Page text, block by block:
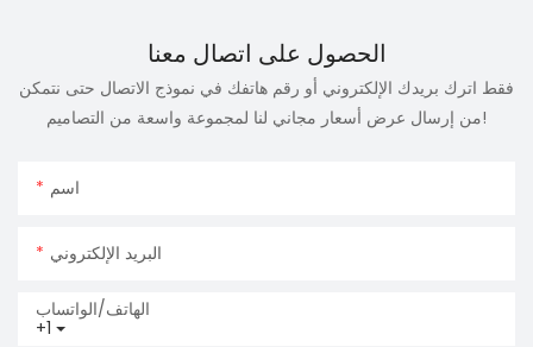
الحصول على اتصال معنا
فقط اترك بريدك الإلكتروني أو رقم هاتفك في نموذج الاتصال حتى نتمكن
من إرسال عرض أسعار مجاني لنا لمجموعة واسعة من التصاميم!
اسم
البريد الإلكتروني
+1
الهاتف/الواتساب